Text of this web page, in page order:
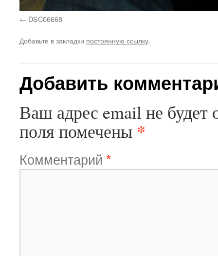
DSC06668
Добавьте в закладки постоянную ссылку.
Добавить
Ваш адрес email не будет
поля помечены *
Комментарий *